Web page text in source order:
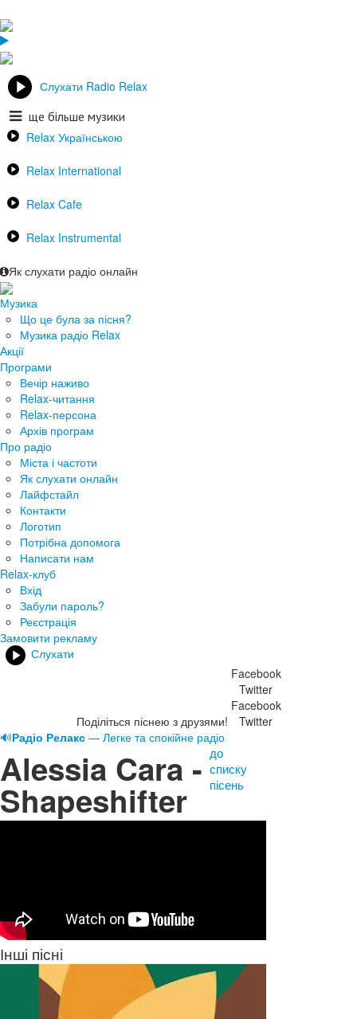
Слухати Radio Relax
ще більше музики
Relax Українською
Relax International
Relax Cafe
Relax Instrumental
Як слухати радіо онлайн
Музика
Що це була за пісня?
Музика радіо Relax
Акції
Програми
Вечір наживо
Relax-читання
Relax-персона
Архів програм
Про радіо
Міста і частоти
Як слухати онлайн
Лайфстайл
Контакти
Логотип
Потрібна допомога
Написати нам
Relax-клуб
Вхід
Забули пароль?
Реєстрація
Замовити рекламу
Слухати
Поділіться піснею з друзями!
Facebook
Twitter
Facebook
Twitter
🔊Радіо Релакс — Легке та спокійне радіо
Alessia Cara -
Shapeshifter
до
списку
пісень
Інші пісні